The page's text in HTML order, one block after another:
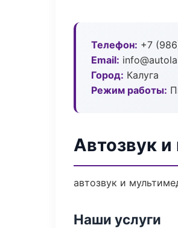
Телефон: +7
Email:
Город: Калуга
Режим работы:
Автозвук и
автозвук и
Наши услуги